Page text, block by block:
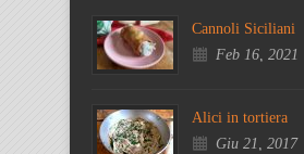
Cannoli Siciliani
Feb 16, 2021
Alici in tortiera
Giu 21, 2017